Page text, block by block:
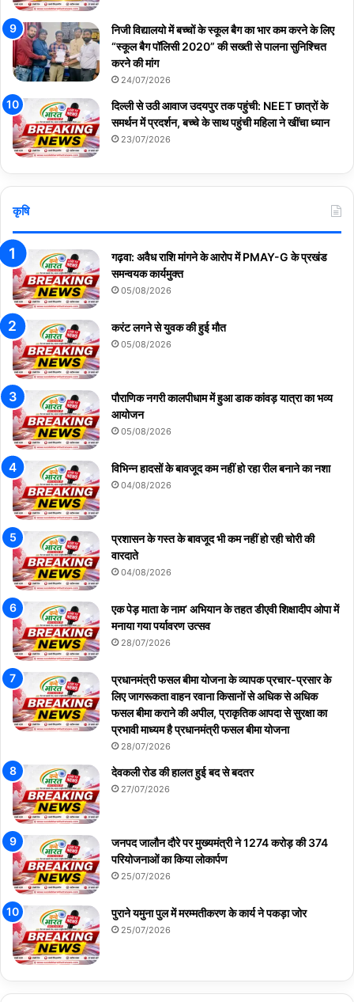
निजी विद्यालयो में बच्चों के स्कूल बैग का भार कम करने के लिए
“स्कूल बैग पॉलिसी 2020” की सख्ती से पालना सुनिश्चित
करने की मांग
24/07/2026
दिल्ली से उठी आवाज उदयपुर तक पहुंची: NEET छात्रों के
समर्थन में प्रदर्शन, बच्चे के साथ पहुंची महिला ने खींचा ध्यान
23/07/2026
कृषि
गढ़वा: अवैध राशि मांगने के आरोप में PMAY-G के प्रखंड
समन्वयक कार्यमुक्त
05/08/2026
करंट लगने से युवक की हुई मौत
05/08/2026
पौराणिक नगरी कालपीधाम में हुआ डाक कांवड़ यात्रा का भव्य
आयोजन
05/08/2026
विभिन्न हादसों के बावजूद कम नहीं हो रहा रील बनाने का नशा
04/08/2026
प्रशासन के गस्त के बावजूद भी कम नहीं हो रही चोरी की
वारदाते
04/08/2026
एक पेड़ माता के नाम’ अभियान के तहत डीएवी शिक्षादीप ओपा में
मनाया गया पर्यावरण उत्सव
28/07/2026
प्रधानमंत्री फसल बीमा योजना के व्यापक प्रचार-प्रसार के
लिए जागरूकता वाहन रवाना किसानों से अधिक से अधिक
फसल बीमा कराने की अपील, प्राकृतिक आपदा से सुरक्षा का
प्रभावी माध्यम है प्रधानमंत्री फसल बीमा योजना
28/07/2026
देवकली रोड की हालत हुई बद से बदतर
27/07/2026
जनपद जालौन दौरे पर मुख्यमंत्री ने 1274 करोड़ की 374
परियोजनाओं का किया लोकार्पण
25/07/2026
पुराने यमुना पुल में मरम्मतीकरण के कार्य ने पकड़ा जोर
25/07/2026